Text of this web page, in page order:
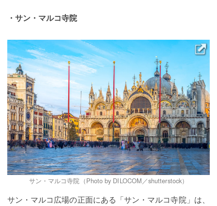
・サン・マルコ寺院
サン・マルコ寺院（Photo by DILOCOM／shutterstock）
サン・マルコ広場の正面にある「サン・マルコ寺院」は、